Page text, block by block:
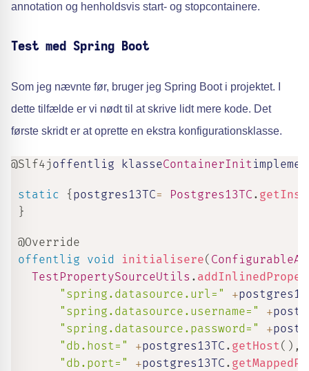
annotation og henholdsvis start- og stopcontainere.
Test med Spring Boot
Som jeg nævnte før, bruger jeg Spring Boot i projektet. I
dette tilfælde er vi nødt til at skrive lidt mere kode. Det
første skridt er at oprette en ekstra konfigurationsklasse.
@Slf4joffentlig klasseContainerInit
static { postgres13TC= Postgres13TC .
}
@Override
offentlig void initialisere(
TestPropertySourceUtils .
"spring.datasource.url="
+
"spring.datasource.username="
+
"spring.datasource.password="
+
"db.host="
+postgres13TC . getHost( ) ,
"db.port="
+postgres13TC .